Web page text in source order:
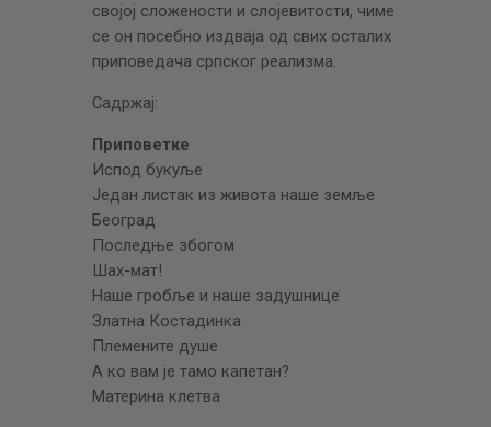
својој сложености и слојевитости, чиме
се он посебно издваја од свих осталих
приповедача српског реализма.
Садржај:
Приповетке
Испод букуље
Један листак из живота наше земље
Београд
Последње збогом
Шах-мат!
Наше гробље и наше задушнице
Златна Костадинка
Племените душе
А ко вам је тамо капетан?
Материна клетва